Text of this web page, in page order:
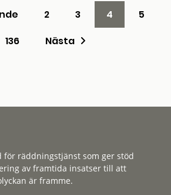
2 3 4
5
136
Nästa
för räddningstjänst som ger stöd
av framtida insatser till att
är framme.